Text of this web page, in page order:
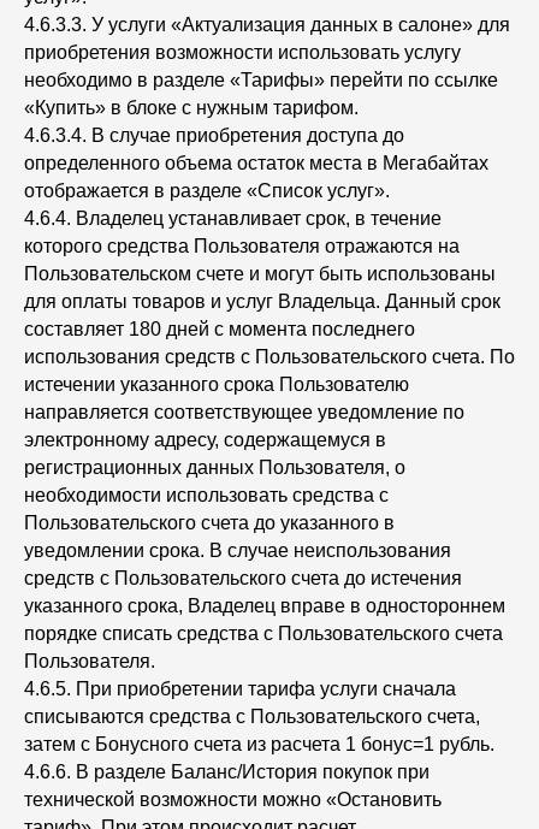
4.6.3.3. У услуги «Актуализация данных в салоне» для
приобретения возможности использовать услугу
необходимо в разделе «Тарифы» перейти по ссылке
«Купить» в блоке с нужным тарифом.
4.6.3.4. В случае приобретения доступа до
определенного объема остаток места в Мегабайтах
отображается в разделе «Список услуг».
4.6.4. Владелец устанавливает срок, в течение
которого средства Пользователя отражаются на
Пользовательском счете и могут быть использованы
для оплаты товаров и услуг Владельца. Данный срок
составляет 180 дней с момента последнего
использования средств с Пользовательского счета. По
истечении указанного срока Пользователю
направляется соответствующее уведомление по
электронному адресу, содержащемуся в
регистрационных данных Пользователя, о
необходимости использовать средства с
Пользовательского счета до указанного в
уведомлении срока. В случае неиспользования
средств с Пользовательского счета до истечения
указанного срока, Владелец вправе в одностороннем
порядке списать средства с Пользовательского счета
Пользователя.
4.6.5. При приобретении тарифа услуги сначала
списываются средства с Пользовательского счета,
затем с Бонусного счета из расчета 1 бонус=1 рубль.
4.6.6. В разделе Баланс/История покупок при
технической возможности можно «Остановить